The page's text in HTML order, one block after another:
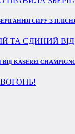
СИРУ З
KÄSEREI